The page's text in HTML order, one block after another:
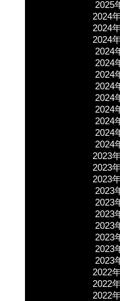
2025
2024
2024
2024
2024
2024
2024
2024
2024
2024
2024
2024
2024
2023
2023
2023
2023
2023
2023
2023
2023
2023
2023
2022
2022
2022